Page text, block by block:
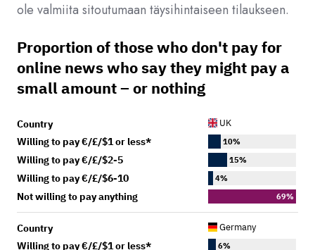
ole valmiita sitoutumaan täysihintaiseen tilaukseen.